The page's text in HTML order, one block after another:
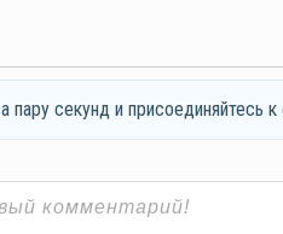
пару секунд и присоединяйтесь